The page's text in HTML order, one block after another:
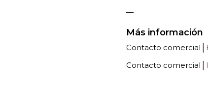
—
Más información
Contacto comercial│
Contacto comercial│